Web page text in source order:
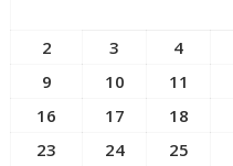
2
3 4
9
10 11
16
17 18
23
24 25